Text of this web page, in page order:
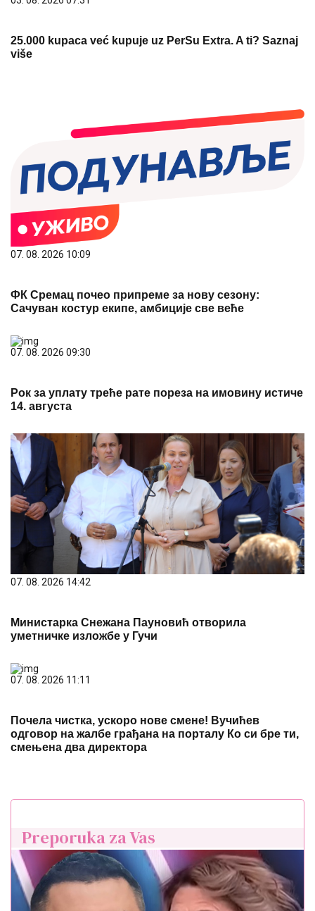
25.000 kupaca već kupuje uz PerSu Extra. A ti? Saznaj
više
07. 08. 2026 10:09
ФК Сремац почео припреме за нову сезону:
Сачуван костур екипе, амбиције све веће
07. 08. 2026 09:30
Рок за уплату треће рате пореза на имовину истиче
14. августа
07. 08. 2026 14:42
Министарка Снежана Пауновић отворила
уметничке изложбе у Гучи
07. 08. 2026 11:11
Почела чистка, ускоро нове смене! Вучићев
одговор на жалбе грађана на порталу Ко си бре ти,
смењена два директора
Preporuka za Vas